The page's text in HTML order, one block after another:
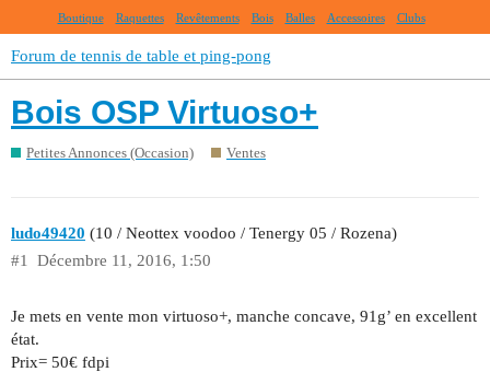
Boutique Raquettes Revêtements Bois Balles Accessoires Clubs
Forum de tennis de table et ping-pong
Bois OSP Virtuoso+
Petites Annonces (Occasion) Ventes
ludo49420 (10 / Neottex voodoo / Tenergy 05 / Rozena)
Décembre 11, 2016, 1:50
#1
Je mets en vente mon virtuoso+, manche concave, 91g’ en excellent
état.
Prix= 50€ fdpi